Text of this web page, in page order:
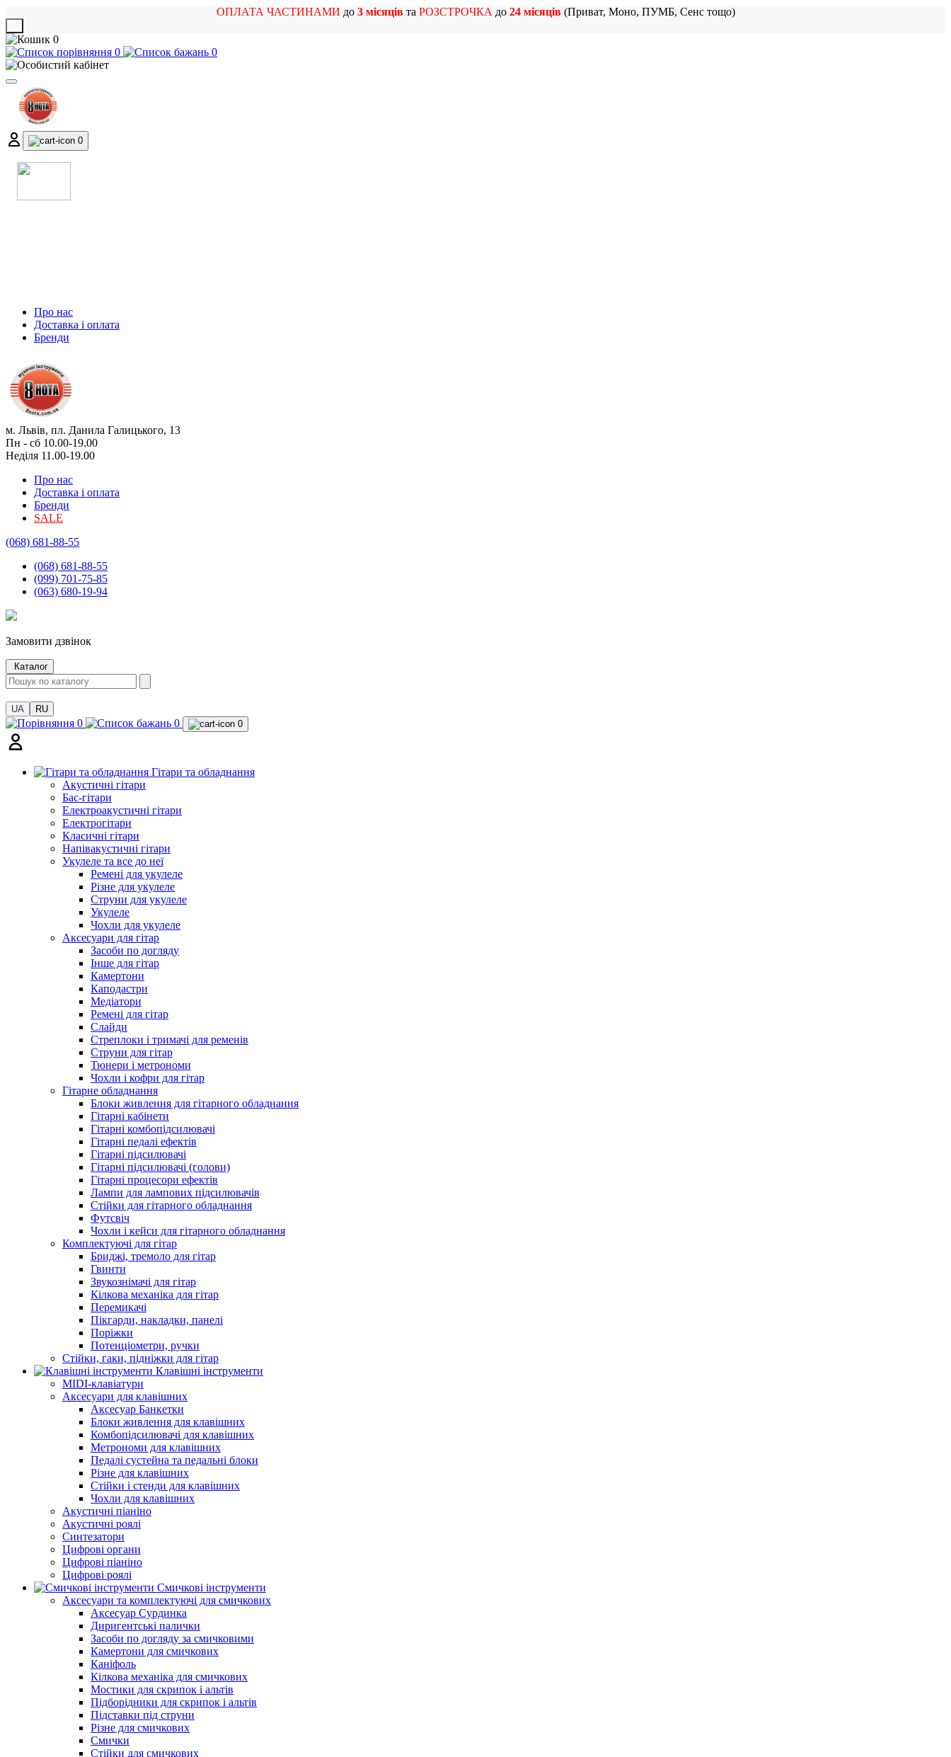
ОПЛАТА ЧАСТИНАМИ до 3 місяцівта РОЗСТРОЧКА до 24 місяців(Приват, Моно, ПУМБ, Сенс тощо)
0
0
0
0
Про нас
Доставка і оплата
Бренди
м. Львів, пл. Данила Галицького, 13
Пн - сб 10.00-19.00
Неділя 11.00-19.00
Про нас
Доставка і оплата
Бренди
SALE
(068) 681-88-55
(068) 681-88-55
(099) 701-75-85
(063) 680-19-94
Замовити дзвінок
Каталог
UA RU
0 0 0
Гітари та обладнання
Акустичні гітари
Бас-гітари
Електроакустичні гітари
Електрогітари
Класичні гітари
Напівакустичні гітари
Укулеле та все до неї
Ремені для укулеле
Різне для укулеле
Струни для укулеле
Укулеле
Чохли для укулеле
Аксесуари для гітар
Засоби по догляду
Інше для гітар
Камертони
Каподастри
Медіатори
Ремені для гітар
Слайди
Стреплоки і тримачі для ременів
Струни для гітар
Тюнери і метрономи
Чохли і кофри для гітар
Гітарне обладнання
Блоки живлення для гітарного обладнання
Гітарні кабінети
Гітарні комбопідсилювачі
Гітарні педалі ефектів
Гітарні підсилювачі
Гітарні підсилювачі (голови)
Гітарні процесори ефектів
Лампи для лампових підсилювачів
Стійки для гітарного обладнання
Футсвіч
Чохли і кейси для гітарного обладнання
Комплектуючі для гітар
Бриджі, тремоло для гітар
Гвинти
Звукознімачі для гітар
Кілкова механіка для гітар
Перемикачі
Пікгарди, накладки, панелі
Поріжки
Потенціометри, ручки
Стійки, гаки, підніжки для гітар
Клавішні інструменти
MIDI-клавіатури
Аксесуари для клавішних
Аксесуар Банкетки
Блоки живлення для клавішних
Комбопідсилювачі для клавішних
Метрономи для клавішних
Педалі сустейна та педальні блоки
Різне для клавішних
Стійки і стенди для клавішних
Чохли для клавішних
Акустичні піаніно
Акустичні роялі
Синтезатори
Цифрові органи
Цифрові піаніно
Цифрові роялі
Смичкові інструменти
Аксесуари та комплектуючі для смичкових
Аксесуар Сурдинка
Диригентські палички
Засоби по догляду за смичковими
Камертони для смичкових
Каніфоль
Кілкова механіка для смичкових
Мостики для скрипок і альтів
Підборiдники для скрипок і альтів
Підставки під струни
Різне для смичкових
Смички
Стійки для смичкових